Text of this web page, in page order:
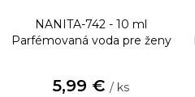
NANITA-742 - 10 ml
Parfémovaná voda pre ženy
5,99 € / ks